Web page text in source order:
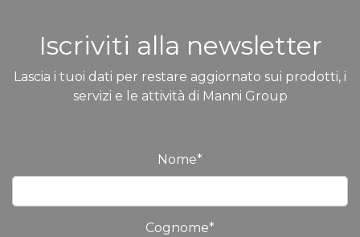
Iscriviti alla newsletter
Lascia i tuoi dati per restare aggiornato sui prodotti, i
servizi e le attività di Manni Group
Nome*
Cognome*